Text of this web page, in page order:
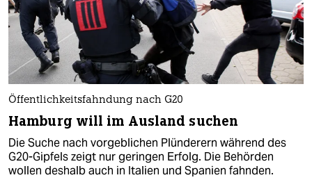
Öffentlichkeitsfahndung nach G20
Hamburg will im Ausland suchen
Die Suche nach vorgeblichen Plünderern während des
G20-Gipfels zeigt nur geringen Erfolg. Die Behörden
wollen deshalb auch in Italien und Spanien fahnden.